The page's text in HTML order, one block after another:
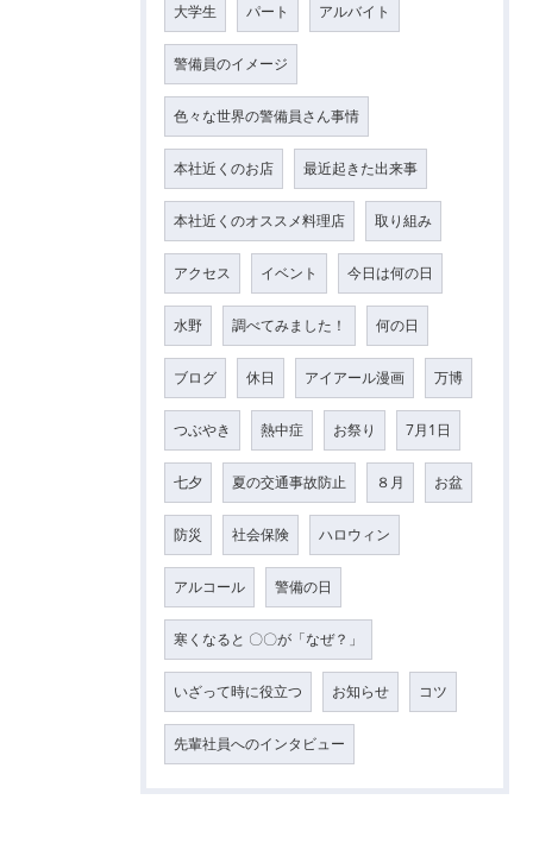
大学生 パート アルバイト
警備員のイメージ
色々な世界の警備員さん事情
本社近くのお店 最近起きた出来事
本社近くのオススメ料理店 取り組み
アクセス イベント 今日は何の日
水野 調べてみました！ 何の日
ブログ 休日 アイアール漫画 万博
つぶやき 熱中症 お祭り 7月1日
七夕 夏の交通事故防止 ８月 お盆
防災 社会保険 ハロウィン
アルコール 警備の日
寒くなると 〇〇が「なぜ？」
いざって時に役立つ お知らせ コツ
先輩社員へのインタビュー